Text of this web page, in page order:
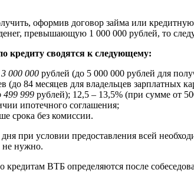
оформив договор займа или
превышающую 1 000 000 рублей, то
кредиту сводятся к следующему:
000 000 рублей (до 5 000 000 рублей для
(до 84 месяцев для владельцев зарплатных
499 999 рублей); 12,5 – 13,5% (при сумме от
ипотечного соглашения;
срока без комиссии.
при условии предоставления всей
не нужно.
ВТБ определяются после